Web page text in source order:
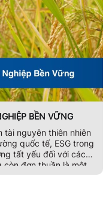
BỀN VỮNG
tài nguyên thiên nhiên
quốc tế, ESG trong
tất yếu đối với các
còn đơn thuần là một